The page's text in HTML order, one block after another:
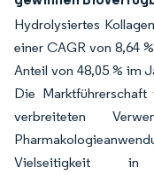
Hydrolysiertes
einer CAGR von 8,64
Anteil von 48,05 % im
Die
verbreiteten
Vielseitigkeit in